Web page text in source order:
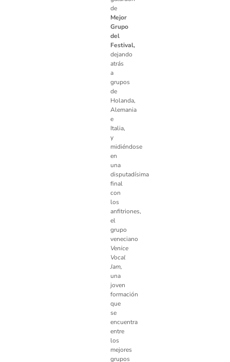
de
Mejor
Grupo
del
Festival,
dejando
atrás
a
grupos
de
Holanda,
Alemania
e
Italia,
y
midiéndose
en
una
disputadísima
final
con
los
anfitriones,
el
grupo
veneciano
Venice
Vocal
Jam,
una
joven
formación
que
se
encuentra
entre
los
mejores
grupos